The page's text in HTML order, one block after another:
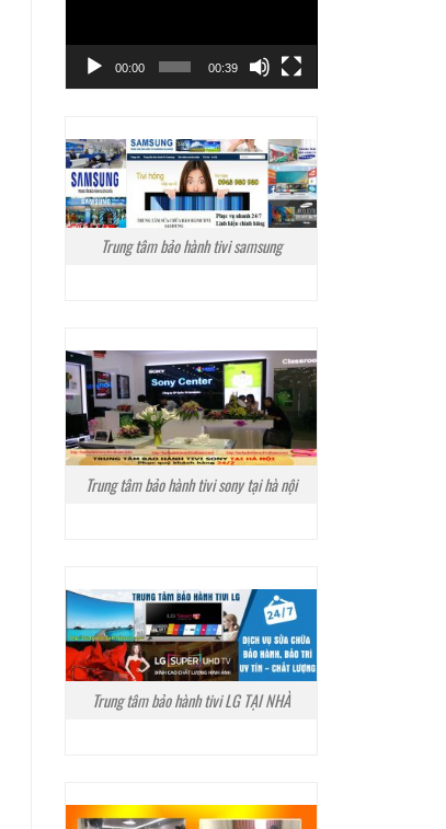
00:00 00:39
Trung tâm bảo hành tivi samsung
Trung tâm bảo hành tivi sony tại hà nội
Trung tâm bảo hành tivi LG TẠI NHÀ